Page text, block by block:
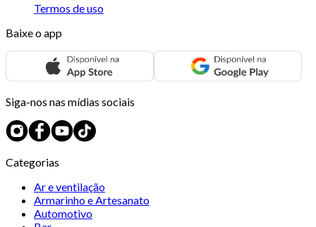
Termos de uso
Baixe o app
Siga-nos nas mídias sociais
Categorias
Ar e ventilação
Armarinho e Artesanato
Automotivo